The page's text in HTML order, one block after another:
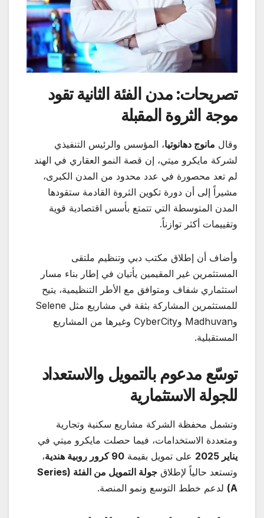
تصريحات: مدن الفئة الثانية تقود
موجة الثروة المقبلة
وقال مانوج دهانوتيا، المؤسس والرئيس التنفيذي
لشركة مايكرو ميتي، إن قصة النمو العقاري في الهند
لم تعد محصورة في عدد محدود من المدن الكبرى،
مشيراً إلى أن دورة تكوين الثروة القادمة ستقودها
المدن المتوسطة التي تتمتع بأسس اقتصادية قوية
وتقييمات أكثر توازناً.
وأضاف أن إطلاق مكتب دبي وتنظيم ملتقى
المستثمرين غير المقيمين يأتيان في إطار بناء مسار
استثماري شفاف ومتوافق مع الأطر التنظيمية، يتيح
للمستثمرين المشاركة بثقة في مشاريع مثل Selene
وMadhuvan وCyberCity وغيرها من المشاريع
المستقبلية.
توسّع مدعوم بالتمويل والاستعداد
للجولة الاستثمارية
وتشمل محفظة الشركة مشاريع سكنية وتجارية
ومتعددة الاستخدامات، فيما حصلت مايكرو ميتي في
يناير 2025
على تمويل بقيمة 90 كرور روبية هندية،
وتستعد حالياً لإطلاق جولة التمويل من الفئة (Series
A)
لدعم خطط التوسع ونمو المنصة.